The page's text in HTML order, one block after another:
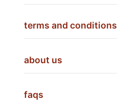
terms and conditions
about us
faqs